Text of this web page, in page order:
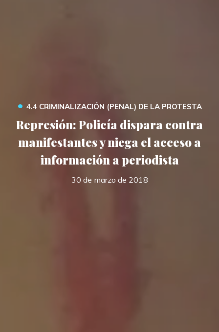
• 4.4 CRIMINALIZACIÓN (PENAL) DE LA PROTESTA
Represión: Policía dispara contra
manifestantes y niega el acceso a
información a periodista
30 de marzo de 2018